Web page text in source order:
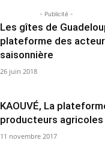
- Publicité -
Les gîtes de
plateforme des
saisonnière
26 juin 2018
KAOUVÉ, La
producteurs agricoles
11 novembre 2017